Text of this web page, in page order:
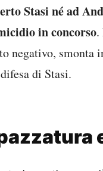
Stasi né ad
in concorso.
negativo, smonta
di Stasi.